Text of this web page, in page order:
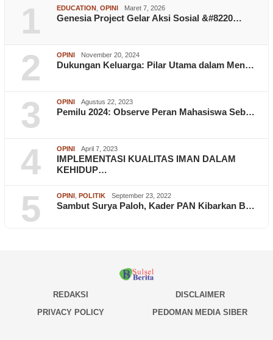
1 EDUCATION OPINI Maret 7, 2026
Genesia Project Gelar Aksi Sosial &#8220…
2 OPINI November 20, 2024
Dukungan Keluarga: Pilar Utama dalam Men…
3 OPINI Agustus 22, 2023
Pemilu 2024: Observe Peran Mahasiswa Seb…
4 OPINI April 7, 2023
IMPLEMENTASI KUALITAS IMAN DALAM
KEHIDUP…
5 OPINI POLITIK September 23, 2022
Sambut Surya Paloh, Kader PAN Kibarkan B…
REDAKSI
DISCLAIMER
PRIVACY POLICY
PEDOMAN MEDIA SIBER